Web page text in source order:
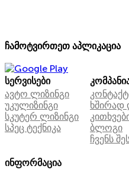
ჩამოტვირთეთ აპლიკაცია
სერვისები
ავტო ლიზინგი
უკულიზინგი
სკუტერ ლიზინგი
სპეც ტექნიკა
ხშირად
ბლოგი
ჩვენს
ინფორმაცია